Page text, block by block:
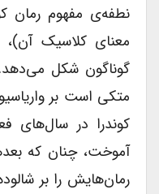
نطفه‌ی مفهوم رمان
معنای کلاسیک آن)،
گوناگون شکل
متکی است بر
کوندرا در سال‌های
آموخت، چنان که
رمان‌هایش را بر